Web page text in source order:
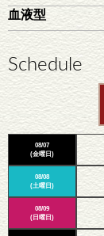
血液型
Schedule
08/07
(金曜日)
08/08
(土曜日)
08/09
(日曜日)